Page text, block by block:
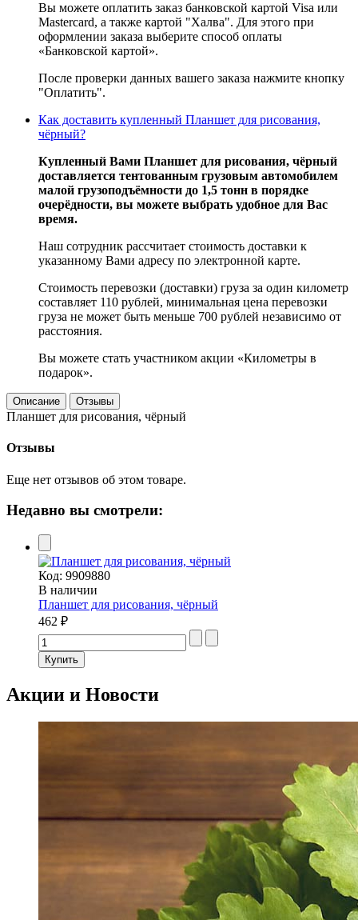
Вы можете оплатить заказ банковской картой Visa или
Mastercard, а также картой "Халва". Для этого при
оформлении заказа выберите способ оплаты
«Банковской картой».
После проверки данных вашего заказа нажмите кнопку
"Оплатить".
Как доставить купленный Планшет для рисования,
чёрный?
Купленный Вами Планшет для рисования, чёрный
доставляется тентованным грузовым автомобилем
малой грузоподъёмности до 1,5 тонн в порядке
очерёдности, вы можете выбрать удобное для Вас
время.
Наш сотрудник рассчитает стоимость доставки к
указанному Вами адресу по электронной карте.
Стоимость перевозки (доставки) груза за один километр
составляет 110 рублей, минимальная цена перевозки
груза не может быть меньше 700 рублей независимо от
расстояния.
Вы можете стать участником акции «Километры в
подарок».
Описание Отзывы
Планшет для рисования, чёрный
Отзывы
Еще нет отзывов об этом товаре.
Недавно вы смотрели:
Код: 9909880
В наличии
Планшет для рисования, чёрный
462 ₽
Акции и Новости